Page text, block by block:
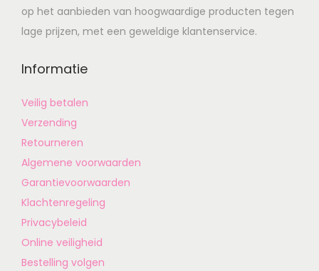
op het aanbieden van hoogwaardige producten tegen
lage prijzen, met een geweldige klantenservice.
Informatie
Veilig betalen
Verzending
Retourneren
Algemene voorwaarden
Garantievoorwaarden
Klachtenregeling
Privacybeleid
Online veiligheid
Bestelling volgen